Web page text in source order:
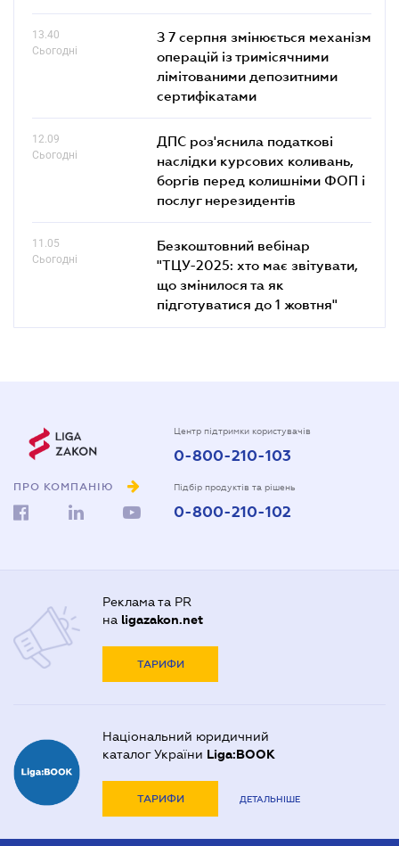
13.40
Сьогодні
З 7 серпня змінюється механізм
операцій із тримісячними
лімітованими депозитними
сертифікатами
12.09
Сьогодні
ДПС роз'яснила податкові
наслідки курсових коливань,
боргів перед колишніми ФОП і
послуг нерезидентів
11.05
Сьогодні
Безкоштовний вебінар
"ТЦУ-2025: хто має звітувати,
що змінилося та як
підготуватися до 1 жовтня"
ПРО КОМПАНІЮ
Центр підтримки користувачів
0-800-210-103
Підбір продуктів та рішень
0-800-210-102
Реклама та PR
на ligazakon.net
ТАРИФИ
Національний юридичний
каталог України Liga:BOOK
ТАРИФИ ДЕТАЛЬНІШЕ